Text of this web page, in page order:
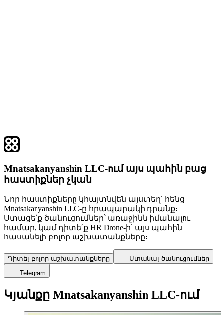
Mnatsakanyanshin LLC-ում այս պահին բաց
հաստիքներ չկան
Նոր հաստիքները կհայտնվեն այստեղ՝ հենց
Mnatsakanyanshin LLC-ը հրապարակի դրանք։
Ստացե՛ք ծանուցումներ՝ առաջինն իմանալու
համար, կամ դիտե՛ք HR Drone-ի՝ այս պահին
հասանելի բոլոր աշխատանքները։
Դիտել բոլոր աշխատանքները
Ստանալ ծանուցումներ
Telegram
Կյանքը Mnatsakanyanshin LLC-ում